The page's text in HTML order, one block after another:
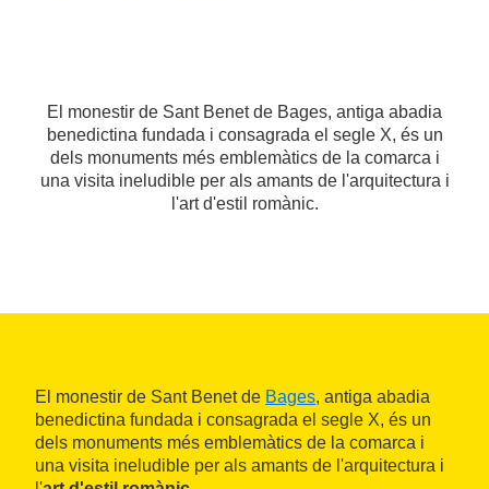
El monestir de Sant Benet de Bages, antiga abadia
benedictina fundada i consagrada el segle X, és un
dels monuments més emblemàtics de la comarca i
una visita ineludible per als amants de l'arquitectura i
l'art d'estil romànic.
El monestir de Sant Benet de Bages, antiga abadia
benedictina fundada i consagrada el segle X, és un
dels monuments més emblemàtics de la comarca i
una visita ineludible per als amants de l'arquitectura i